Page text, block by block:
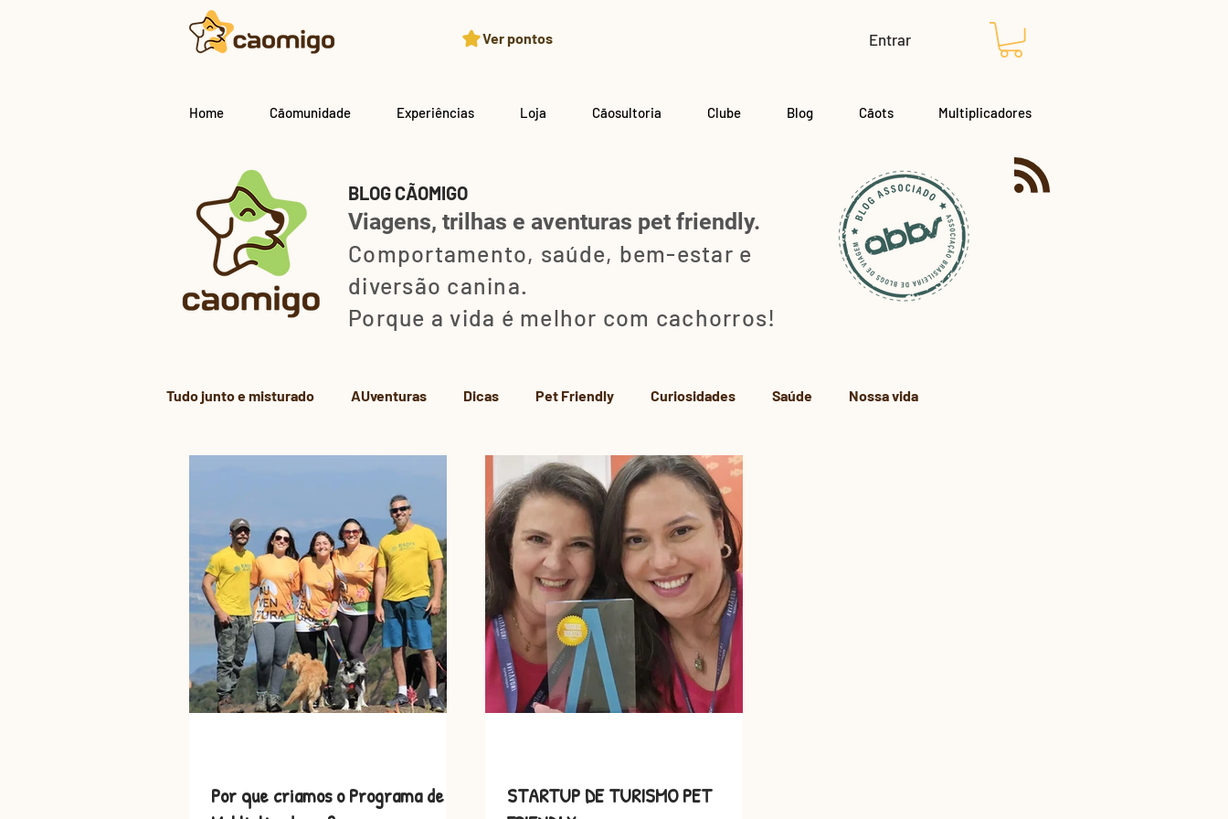
Ver pontos Entrar
Home Cãomunidade Experiências Loja Cãosultoria Clube Blog Cãots Multiplicadores
BLOG CÃOMIGO
Viagens, trilhas e aventuras pet friendly.
Comportamento, saúde, bem-estar e
diversão canina.
Porque a vida é melhor com cachorros!
Tudo junto e misturado AUventuras Dicas Pet Friendly Curiosidades Saúde Nossa vida
Por que criamos o Programa de
STARTUP DE TURISMO PET